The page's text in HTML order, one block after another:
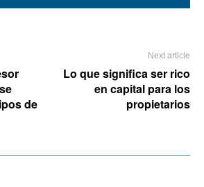
de
Next article
Lo que significa ser rico
en capital para los
propietarios